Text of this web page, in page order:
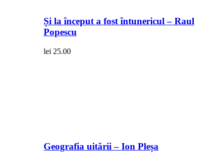
Și la început a fost întunericul – Raul
Popescu
lei 25.00
Geografia uitării – Ion Pleșa